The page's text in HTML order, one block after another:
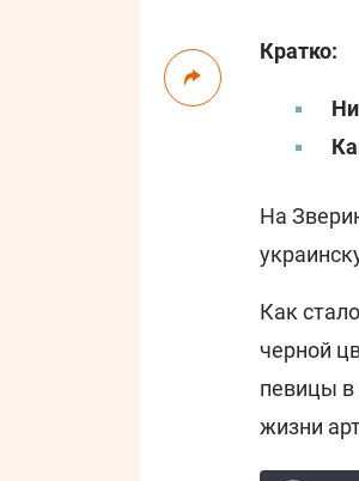
Кратко:
На
Как стало
черной
певицы в
жизни